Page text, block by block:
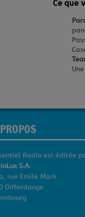
Ce que
Radio est éditée
S.A.
rue Emile Mark
Differdange